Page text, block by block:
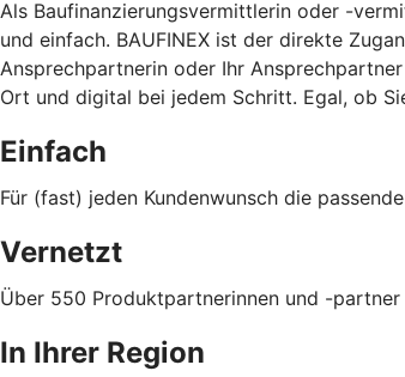
Als Baufinanzierungsvermittlerin oder -
und einfach. BAUFINEX ist der direkte
Ansprechpartnerin oder Ihr
Ort und digital bei jedem Schritt. Egal, ob
Einfach
Für (fast) jeden Kundenwunsch die
Vernetzt
Über 550 Produktpartnerinnen und -partner
In Ihrer Region